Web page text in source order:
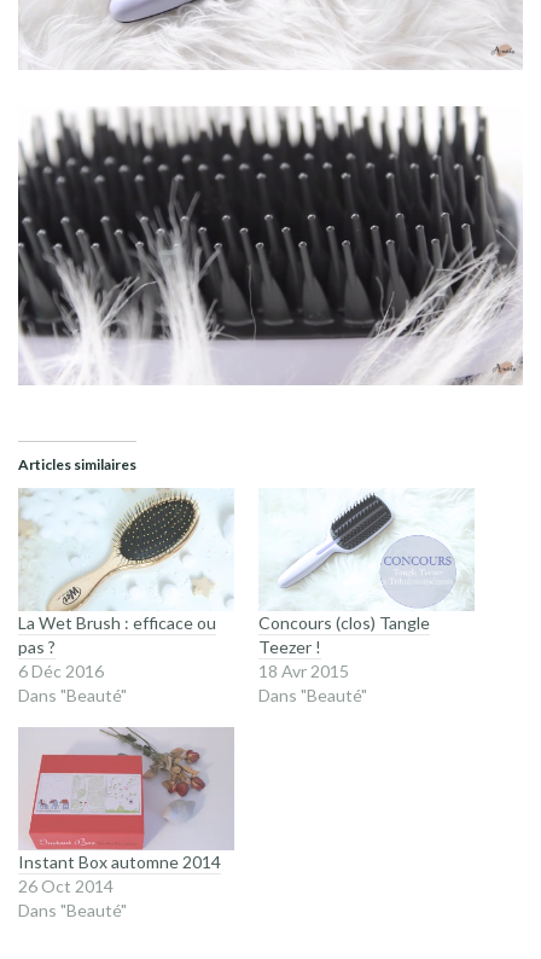
Articles similaires
La Wet Brush : efficace ou
pas ?
6 Déc 2016
Dans "Beauté"
Concours (clos) Tangle
Teezer !
18 Avr 2015
Dans "Beauté"
Instant Box automne 2014
26 Oct 2014
Dans "Beauté"